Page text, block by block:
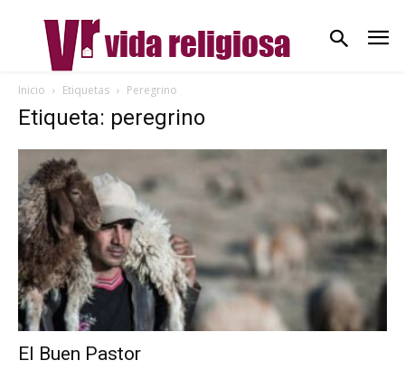
Inicio Etiquetas Peregrino
Etiqueta: peregrino
El Buen Pastor